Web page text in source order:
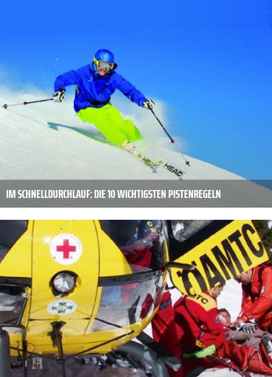
IM SCHNELLDURCHLAUF: DIE 10 WICHTIGSTEN PISTENREGELN